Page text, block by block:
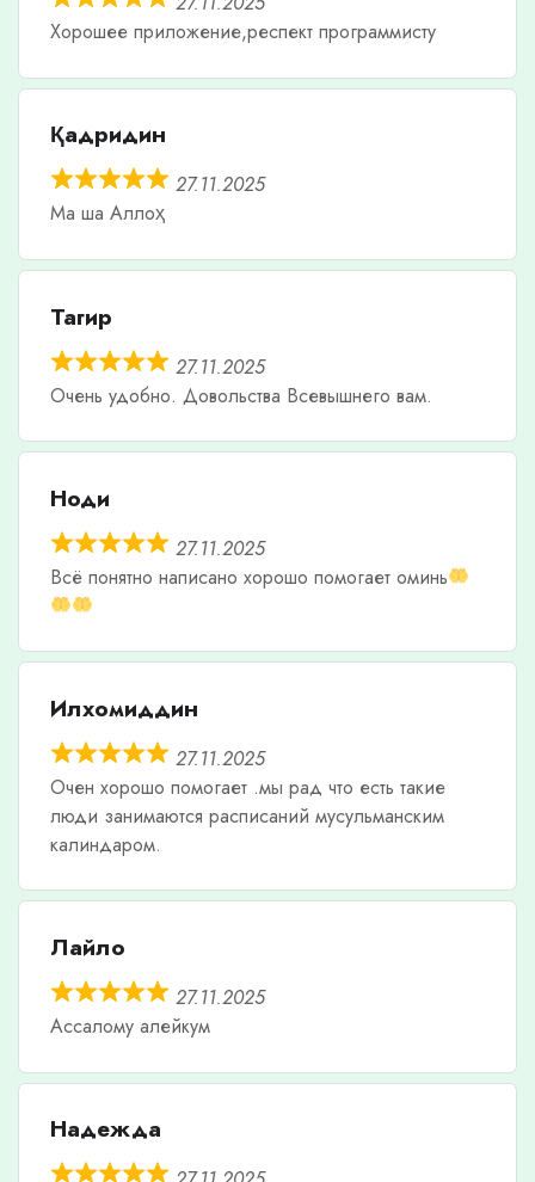
Хорошее приложение,респект программисту
Қадридин
27.11.2025
Ма ша Аллоҳ
Тагир
27.11.2025
Очень удобно. Довольства Всевышнего вам.
Ноди
27.11.2025
Всë понятно написано хорошо помогает оминь
Илхомиддин
27.11.2025
Очен хорошо помогает .мы рад что есть такие
люди занимаются расписаний мусульманским
калиндаром.
Лайло
27.11.2025
Ассалому алейкум
Надежда